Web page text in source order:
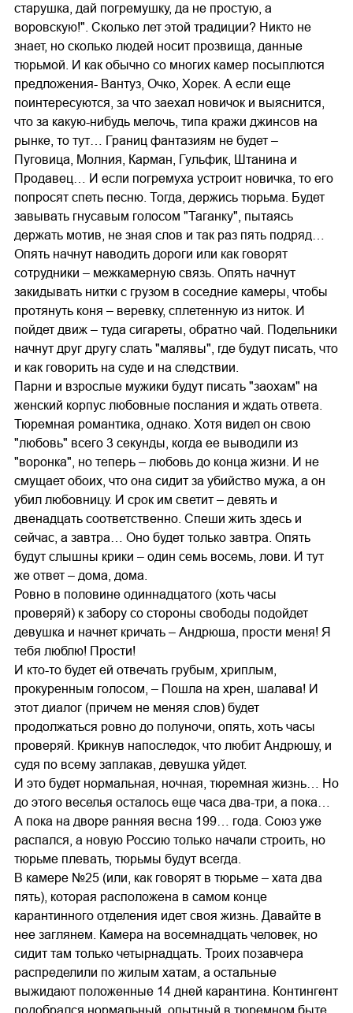
старушка, дай погремушку, да не простую, а
воровскую!". Сколько лет этой традиции? Никто не
знает, но сколько людей носит прозвища, данные
тюрьмой. И как обычно со многих камер посыплются
предложения- Вантуз, Очко, Хорек. А если еще
поинтересуются, за что заехал новичок и выяснится,
что за какую-нибудь мелочь, типа кражи джинсов на
рынке, то тут… Границ фантазиям не будет –
Пуговица, Молния, Карман, Гульфик, Штанина и
Продавец… И если погремуха устроит новичка, то его
попросят спеть песню. Тогда, держись тюрьма. Будет
завывать гнусавым голосом "Таганку", пытаясь
держать мотив, не зная слов и так раз пять подряд…
Опять начнут наводить дороги или как говорят
сотрудники – межкамерную связь. Опять начнут
закидывать нитки с грузом в соседние камеры, чтобы
протянуть коня – веревку, сплетенную из ниток. И
пойдет движ – туда сигареты, обратно чай. Подельники
начнут друг другу слать "малявы", где будут писать, что
и как говорить на суде и на следствии.
Парни и взрослые мужики будут писать "заохам" на
женский корпус любовные послания и ждать ответа.
Тюремная романтика, однако. Хотя видел он свою
"любовь" всего 3 секунды, когда ее выводили из
"воронка", но теперь – любовь до конца жизни. И не
смущает обоих, что она сидит за убийство мужа, а он
убил любовницу. И срок им светит – девять и
двенадцать соответственно. Спеши жить здесь и
сейчас, а завтра… Оно будет только завтра. Опять
будут слышны крики – один семь восемь, лови. И тут
же ответ – дома, дома.
Ровно в половине одиннадцатого (хоть часы
проверяй) к забору со стороны свободы подойдет
девушка и начнет кричать – Андрюша, прости меня! Я
тебя люблю! Прости!
И кто-то будет ей отвечать грубым, хриплым,
прокуренным голосом, – Пошла на хрен, шалава! И
этот диалог (причем не меняя слов) будет
продолжаться ровно до полуночи, опять, хоть часы
проверяй. Крикнув напоследок, что любит Андрюшу, и
судя по всему заплакав, девушка уйдет.
И это будет нормальная, ночная, тюремная жизнь… Но
до этого веселья осталось еще часа два-три, а пока…
А пока на дворе ранняя весна 199… года. Союз уже
распался, а новую Россию только начали строить, но
тюрьме плевать, тюрьмы будут всегда.
В камере №25 (или, как говорят в тюрьме – хата два
пять), которая расположена в самом конце
карантинного отделения идет своя жизнь. Давайте в
нее заглянем. Камера на восемнадцать человек, но
сидит там только четырнадцать. Троих позавчера
распределили по жилым хатам, а остальные
выжидают положенные 14 дней карантина. Контингент
подобрался нормальный, опытный в тюремном быте,